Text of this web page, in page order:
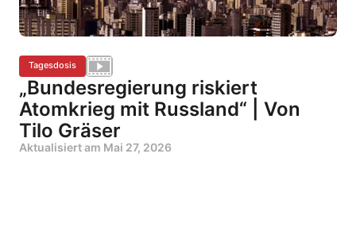
Tagesdosis
„Bundesregierung riskiert
Atomkrieg mit Russland“ | Von
Tilo Gräser
Aktualisiert am Mai 27, 2026